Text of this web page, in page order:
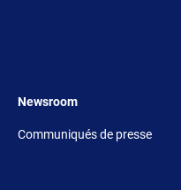
Footer 5
Newsroom
Communiqués de presse